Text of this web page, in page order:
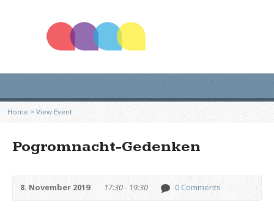
Home > View Event
Pogromnacht-Gedenken
8. November 2019 17:30 - 19:30 0 Comments